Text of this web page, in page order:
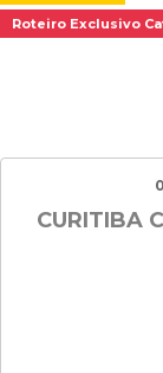
Roteiro Exclusivo
CURITIBA